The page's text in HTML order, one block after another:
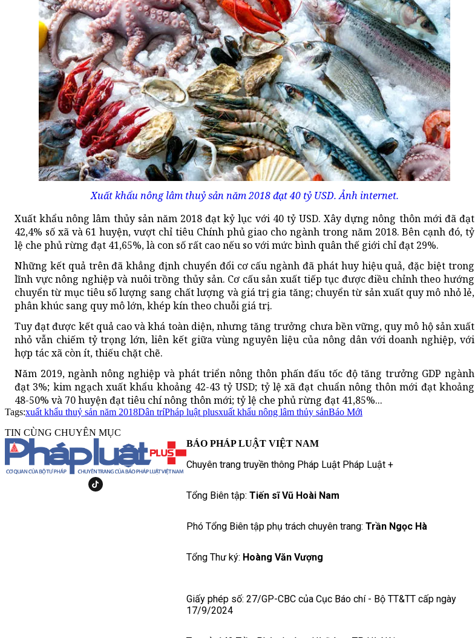
Xuất khẩu nông lâm thuỷ sản năm 2018 đạt 40 tỷ USD. Ảnh internet.
Xuất khẩu nông lâm thủy sản năm 2018 đạt kỷ lục với 40 tỷ USD. Xây dựng nông thôn mới đã đạt
42,4% số xã và 61 huyện, vượt chỉ tiêu Chính phủ giao cho ngành trong năm 2018. Bên cạnh đó, tỷ
lệ che phủ rừng đạt 41,65%, là con số rất cao nếu so với mức bình quân thế giới chỉ đạt 29%.
Những kết quả trên đã khẳng định chuyển đổi cơ cấu ngành đã phát huy hiệu quả, đặc biệt trong
lĩnh vực nông nghiệp và nuôi trồng thủy sản. Cơ cấu sản xuất tiếp tục được điều chỉnh theo hướng
chuyển từ mục tiêu số lượng sang chất lượng và giá trị gia tăng; chuyển từ sản xuất quy mô nhỏ lẻ,
phân khúc sang quy mô lớn, khép kín theo chuỗi giá trị.
Tuy đạt được kết quả cao và khá toàn diện, nhưng tăng trưởng chưa bền vững, quy mô hộ sản xuất
nhỏ vẫn chiếm tỷ trọng lớn, liên kết giữa vùng nguyên liệu của nông dân với doanh nghiệp, với
hợp tác xã còn ít, thiếu chặt chẽ.
Năm 2019, ngành nông nghiệp và phát triển nông thôn phấn đấu tốc độ tăng trưởng GDP ngành
đạt 3%; kim ngạch xuất khẩu khoảng 42-43 tỷ USD; tỷ lệ xã đạt chuẩn nông thôn mới đạt khoảng
48-50% và 70 huyện đạt tiêu chí nông thôn mới; tỷ lệ che phủ rừng đạt 41,85%...
Tags:xuất khẩu thuỷ sản năm 2018Dân tríPháp luật plusxuất khẩu nông lâm thủy sảnBáo Mới
TIN CÙNG CHUYÊN MỤC
BÁO PHÁP LUẬT VIỆT NAM
Chuyên trang truyền thông Pháp Luật Pháp Luật +
Tổng Biên tập: Tiến sĩ Vũ Hoài Nam
Phó Tổng Biên tập phụ trách chuyên trang: Trần Ngọc Hà
Tổng Thư ký: Hoàng Văn Vượng
Giấy phép số: 27/GP-CBC của Cục Báo chí - Bộ TT&TT cấp ngày
17/9/2024